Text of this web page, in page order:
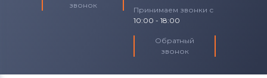
звонок
Принимаем звонки с
10:00 - 18:00
Обратный
звонок